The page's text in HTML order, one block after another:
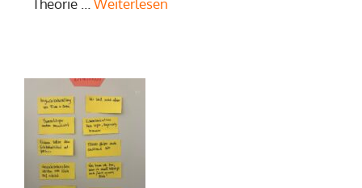
Theorie … Weiterlesen